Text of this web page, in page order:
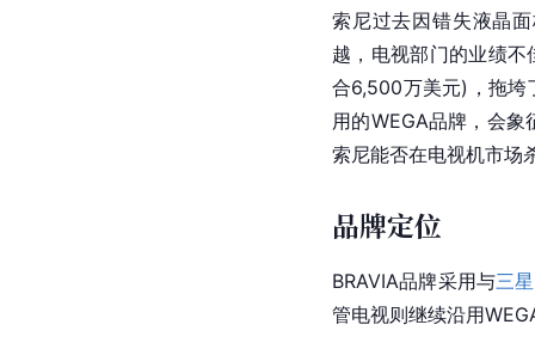
索尼过去因错失液晶
越，电视部门的业绩
合6,500万美元)，拖垮
用的WEGA品牌，会象
索尼能否在电视机市场
品牌定位
BRAVIA品牌采用与三星
管电视则继续沿用